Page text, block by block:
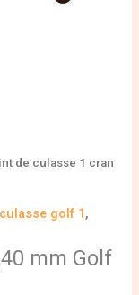
de culasse 1 cran
golf 1,
mm Golf